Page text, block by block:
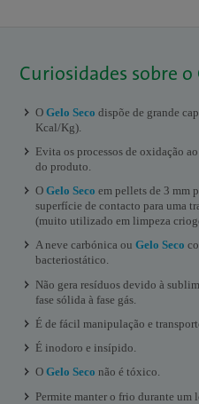
Curiosidades sobre o
OGelo Seco dispõe de grande
Kcal/Kg).
Evita os processos de oxidação
do produto.
O Gelo Seco em pellets de 3 mm
superfície de contacto para uma
(muito utilizado em limpeza
A neve carbónica ou Gelo Seco
bacteriostático.
Não gera resíduos devido à
fase sólida à fase gás.
É de fácil manipulação e
É inodoro e insípido.
O Gelo Seco não é tóxico.
Permite manter o frio durante um